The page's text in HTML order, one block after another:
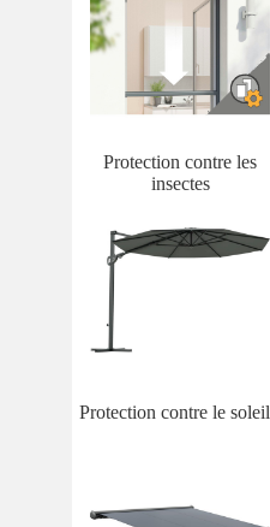
Protection contre les
insectes
Protection contre le soleil